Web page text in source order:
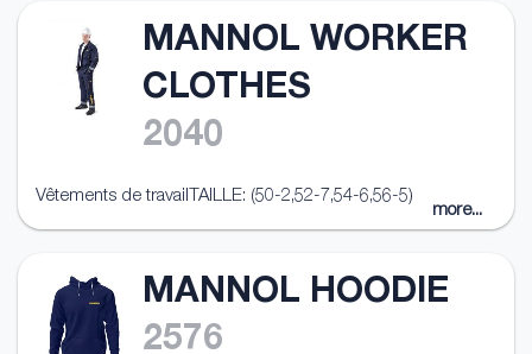
MANNOL WORKER
CLOTHES
2040
Vêtements de travailTAILLE: (50-2,52-7,54-6,56-5)
more...
MANNOL HOODIE
2576